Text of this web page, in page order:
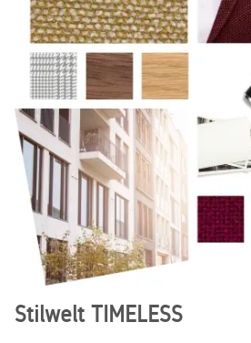
Stilwelt TIMELESS